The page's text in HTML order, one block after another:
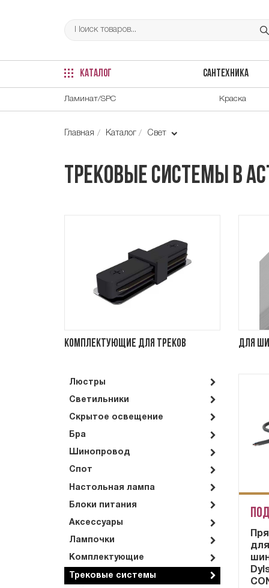
КАТАЛОГ САНТЕХНИКА
Ламинат/SPC Краска
Главная Каталог Свет
Трековые системы в
Комплектующие для треков Для
Люстры
Светильники
Скрытое освещение
Бра
Шинопровод
Спот
Настольная лампа
Блоки питания
Аксессуары
Лампочки
Комплектующие
Трековые системы